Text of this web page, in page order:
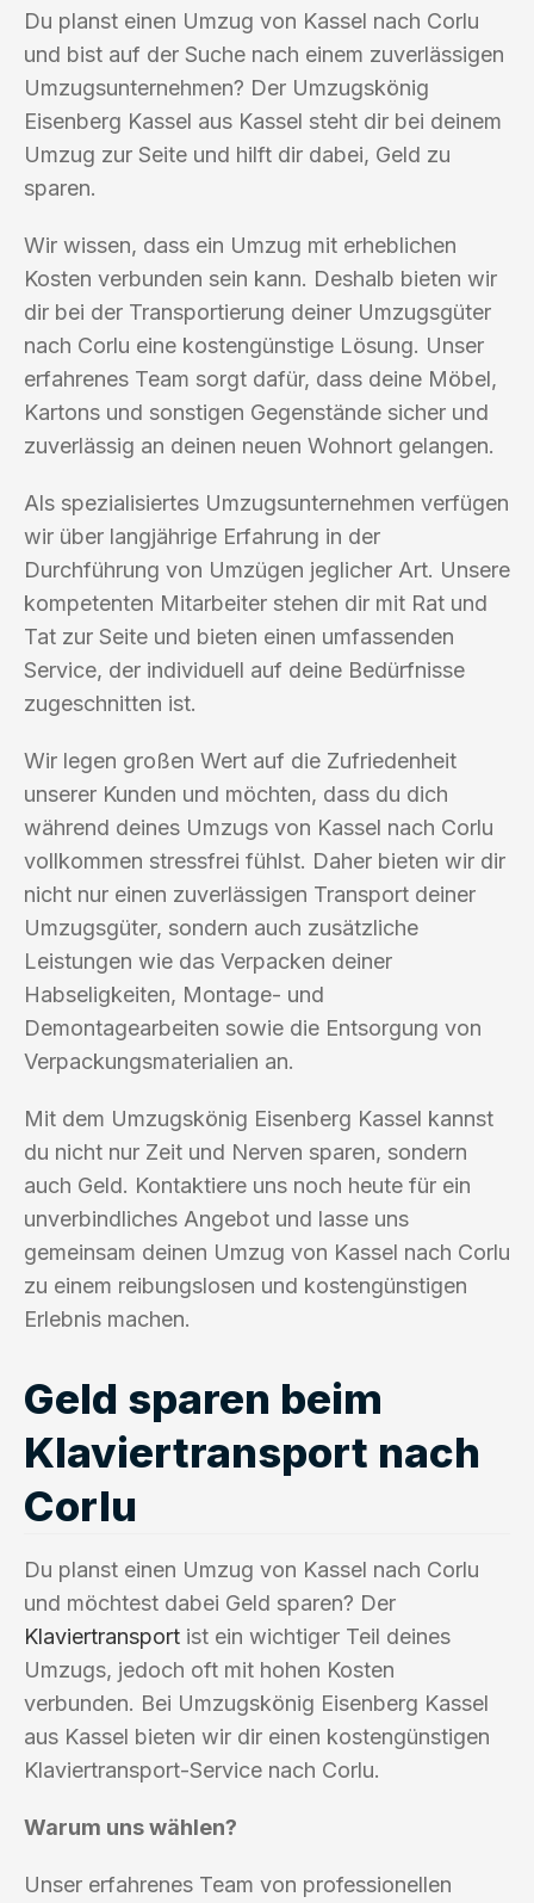
Du planst einen Umzug von Kassel nach Corlu
und bist auf der Suche nach einem zuverlässigen
Umzugsunternehmen? Der Umzugskönig
Eisenberg Kassel aus Kassel steht dir bei deinem
Umzug zur Seite und hilft dir dabei, Geld zu
sparen.
Wir wissen, dass ein Umzug mit erheblichen
Kosten verbunden sein kann. Deshalb bieten wir
dir bei der Transportierung deiner Umzugsgüter
nach Corlu eine kostengünstige Lösung. Unser
erfahrenes Team sorgt dafür, dass deine Möbel,
Kartons und sonstigen Gegenstände sicher und
zuverlässig an deinen neuen Wohnort gelangen.
Als spezialisiertes Umzugsunternehmen verfügen
wir über langjährige Erfahrung in der
Durchführung von Umzügen jeglicher Art. Unsere
kompetenten Mitarbeiter stehen dir mit Rat und
Tat zur Seite und bieten einen umfassenden
Service, der individuell auf deine Bedürfnisse
zugeschnitten ist.
Wir legen großen Wert auf die Zufriedenheit
unserer Kunden und möchten, dass du dich
während deines Umzugs von Kassel nach Corlu
vollkommen stressfrei fühlst. Daher bieten wir dir
nicht nur einen zuverlässigen Transport deiner
Umzugsgüter, sondern auch zusätzliche
Leistungen wie das Verpacken deiner
Habseligkeiten, Montage- und
Demontagearbeiten sowie die Entsorgung von
Verpackungsmaterialien an.
Mit dem Umzugskönig Eisenberg Kassel kannst
du nicht nur Zeit und Nerven sparen, sondern
auch Geld. Kontaktiere uns noch heute für ein
unverbindliches Angebot und lasse uns
gemeinsam deinen Umzug von Kassel nach Corlu
zu einem reibungslosen und kostengünstigen
Erlebnis machen.
Geld sparen beim
Klaviertransport nach
Corlu
Du planst einen Umzug von Kassel nach Corlu
und möchtest dabei Geld sparen? Der
Klaviertransport ist ein wichtiger Teil deines
Umzugs, jedoch oft mit hohen Kosten
verbunden. Bei Umzugskönig Eisenberg Kassel
aus Kassel bieten wir dir einen kostengünstigen
Klaviertransport-Service nach Corlu.
Warum uns wählen?
Unser erfahrenes Team von professionellen